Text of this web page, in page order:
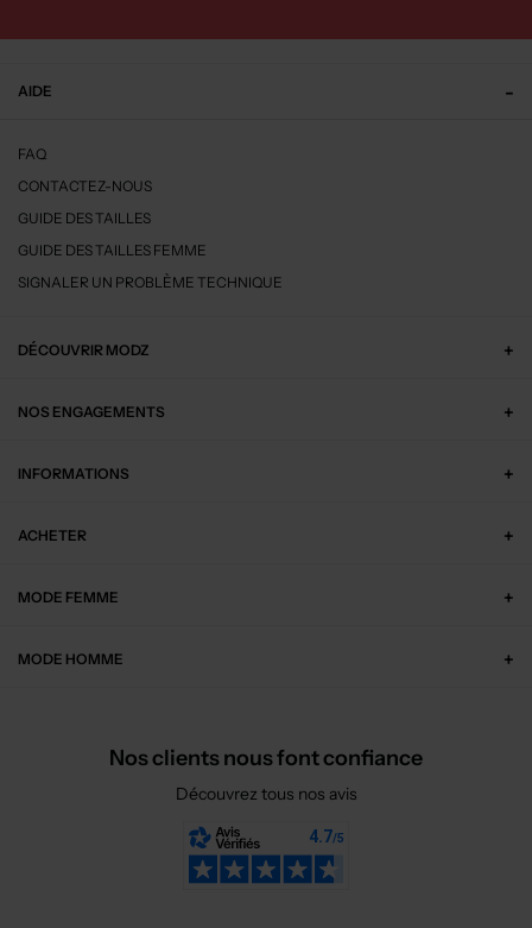
AIDE
FAQ
CONTACTEZ-NOUS
GUIDE DES TAILLES
GUIDE DES TAILLES FEMME
SIGNALER UN PROBLÈME TECHNIQUE
DÉCOUVRIR MODZ
NOS ENGAGEMENTS
INFORMATIONS
ACHETER
MODE FEMME
MODE HOMME
Nos clients nous font confiance
Découvrez tous nos avis